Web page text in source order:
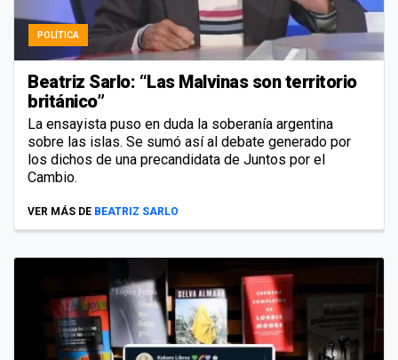
POLÍTICA
Beatriz Sarlo: “Las Malvinas son territorio
británico”
La ensayista puso en duda la soberanía argentina
sobre las islas. Se sumó así al debate generado por
los dichos de una precandidata de Juntos por el
Cambio.
VER MÁS DE BEATRIZ SARLO